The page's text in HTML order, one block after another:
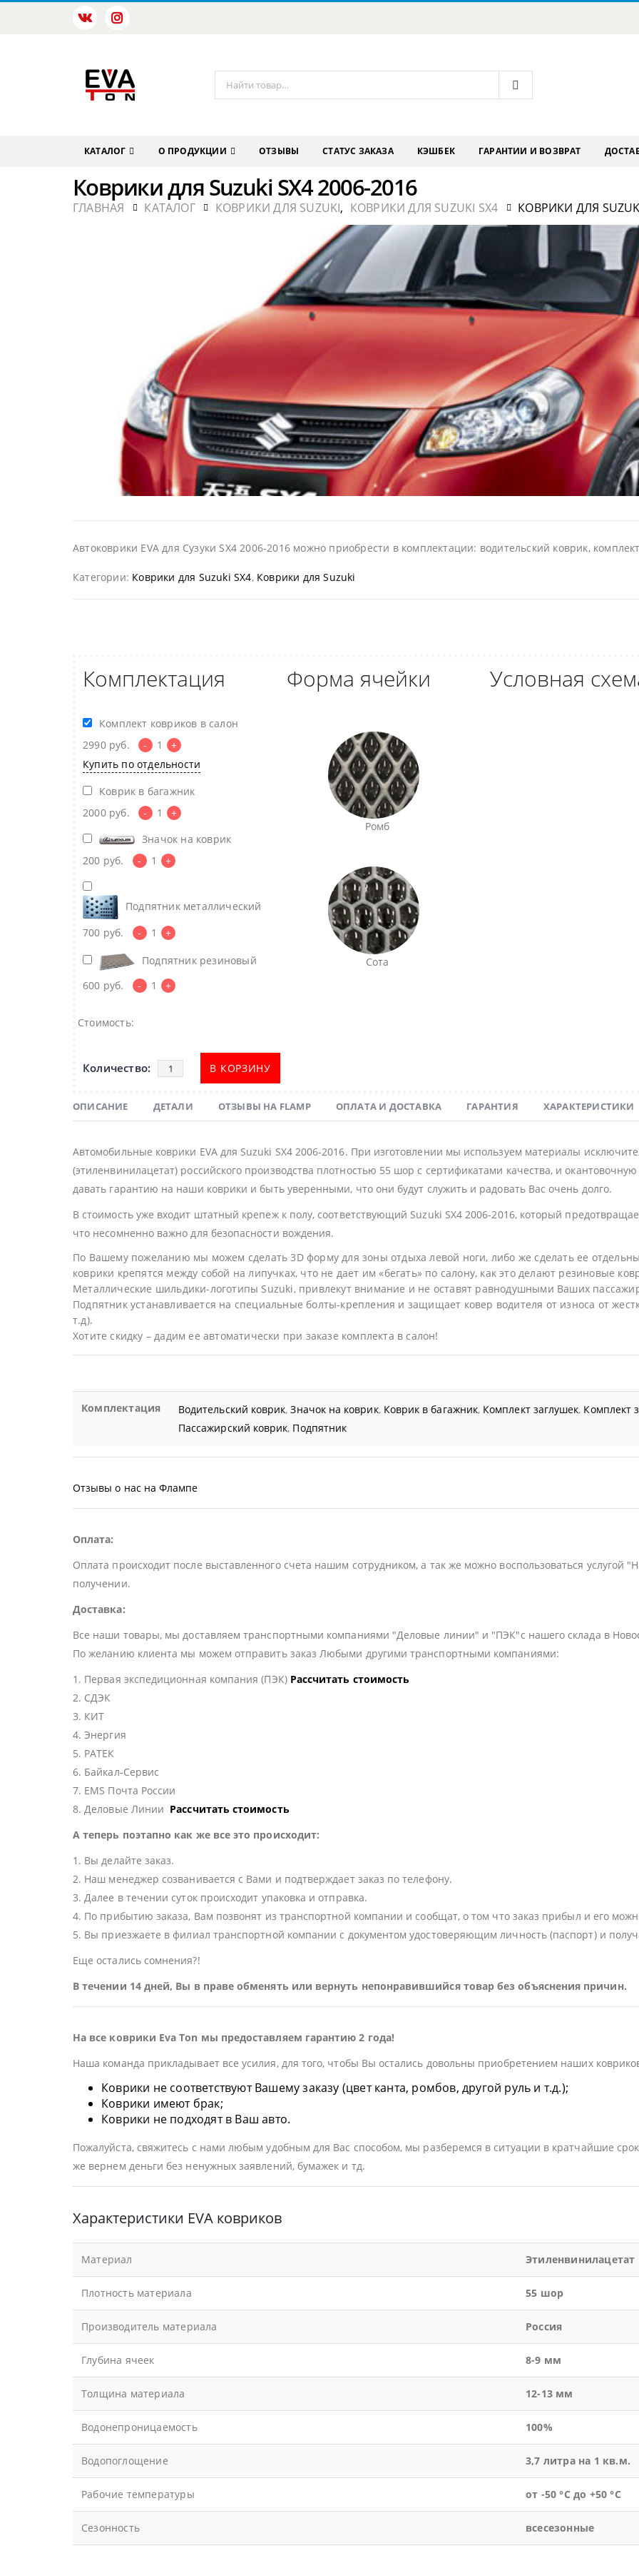
КАТАЛОГ О ПРОДУКЦИИ ОТЗЫВЫ СТАТУС ЗАКАЗА КЭШБЕК ГАРАНТИИ И ВОЗВРАТ
Коврики для Suzuki SX4 2006-2016
ГЛАВНАЯ КАТАЛОГ КОВРИКИ ДЛЯ SUZUKI, КОВРИКИ ДЛЯ SUZUKI SX4 КОВРИКИ ДЛЯ
Автоковрики EVA для Сузуки SX4 2006-2016 можно приобрести в комплектации: водительский коврик,
Категории: Коврики для Suzuki SX4, Коврики для Suzuki
Комплектация
Комплект ковриков в салон
2990 руб. - 1
+
Купить по отдельности
Коврик в багажник
2000 руб. - 1
+
Значок на коврик
200 руб. - 1 +
Подпятник металлический
700 руб. - 1 +
Подпятник резиновый
600 руб. - 1 +
Форма ячейки
Ромб
Сота
Условная
Стоимость:
В КОРЗИНУ
ОПИСАНИЕ ДЕТАЛИ ОТЗЫВЫ НА FLAMP ОПЛАТА И ДОСТАВКА ГАРАНТИЯ ХАРАКТЕРИСТИКИ
Автомобильные коврики EVA для Suzuki SX4 2006-2016. При изготовлении мы используем материалы
(этиленвинилацетат) российского производства плотностью 55 шор с сертификатами качества, и
давать гарантию на наши коврики и быть уверенными, что они будут служить и радовать Вас очень долго.
В стоимость уже входит штатный крепеж к полу, соответствующий Suzuki SX4 2006-2016, который
что несомненно важно для безопасности вождения.
По Вашему пожеланию мы можем сделать 3D форму для зоны отдыха левой ноги, либо же сделать ее
коврики крепятся между собой на липучках, что не дает им «бегать» по салону, как это делают резиновые
Металлические шильдики-логотипы Suzuki, привлекут внимание и не оставят равнодушными Ваших
Подпятник устанавливается на специальные болты-крепления и защищает ковер водителя от износа от
т.д).
Хотите скидку – дадим ее автоматически при заказе комплекта в салон!
Комплектация Водительский коврик,Значок на коврик, Коврик в багажник, Комплект заглушек, Комплект
Пассажирский коврик, Подпятник
Отзывы о нас на Флампе
Оплата:
Оплата происходит после выставленного счета нашим сотрудником, а так же можно воспользоваться
получении.
Доставка:
Все наши товары, мы доставляем транспортными компаниями "Деловые линии" и "ПЭК"с нашего склада в
По желанию клиента мы можем отправить заказ Любыми другими транспортными компаниями:
1. Первая экспедиционная компания (ПЭК) Рассчитать стоимость
2. СДЭК
3. КИТ
4. Энергия
5. РАТЕК
6. Байкал-Сервис
7. EMS Почта России
8. Деловые Линии Рассчитать стоимость
А теперь поэтапно как же все это происходит:
1. Вы делайте заказ.
2. Наш менеджер созванивается с Вами и подтверждает заказ по телефону.
3. Далее в течении суток происходит упаковка и отправка.
4. По прибытию заказа, Вам позвонят из транспортной компании и сообщат, о том что заказ прибыл и его
5. Вы приезжаете в филиал транспортной компании с документом удостоверяющим личность (паспорт) и
Еще остались сомнения?!
В течении 14 дней, Вы в праве обменять или вернуть непонравившийся товар без объяснения причин.
На все коврики Eva Ton мы предоставляем гарантию 2 года!
Наша команда прикладывает все усилия, для того, чтобы Вы остались довольны приобретением наших
Коврики не соответствуют Вашему заказу (цвет канта, ромбов, другой руль и т.д.);
Коврики имеют брак;
Коврики не подходят в Ваш авто.
Пожалуйста, свяжитесь с нами любым удобным для Вас способом, мы разберемся в ситуации в кратчайшие
же вернем деньги без ненужных заявлений, бумажек и тд.
Характеристики EVA ковриков
Материал Этиленвинилацетат
Плотность материала 55 шор
Производитель материала Россия
Глубина ячеек 8-9 мм
Толщина материала 12-13 мм
Водонепроницаемость 100%
Водопоглощение 3,7 литра на 1 кв.м.
Рабочие температуры от -50 °С до +50 °С
Сезонность всесезонные